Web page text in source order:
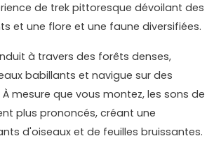
de trek pittoresque dévoilant des
et une flore et une faune diversifiées.
à travers des forêts denses,
babillants et navigue sur des
À mesure que vous montez, les sons de
plus prononcés, créant une
d'oiseaux et de feuilles bruissantes.